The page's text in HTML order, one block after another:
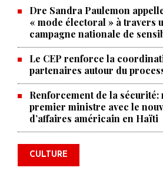
Dre Sandra Paulemon
« mode électoral » à travers
campagne nationale de
Le CEP renforce la
partenaires autour du
Renforcement de la
premier ministre avec le
d’affaires américain en Haïti
CULTURE
La Chambre de
l'industrie haïtiano-
annonce des
commémorer le 235e
anniversaire de la